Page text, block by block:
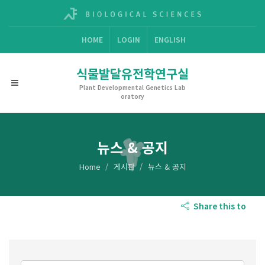
HOME LOGIN ENGLISH
식물발달유전학연구실
Plant Developmental Genetics Lab
oratory
뉴스 & 공지
Home 게시판 뉴스 & 공지
Share this to